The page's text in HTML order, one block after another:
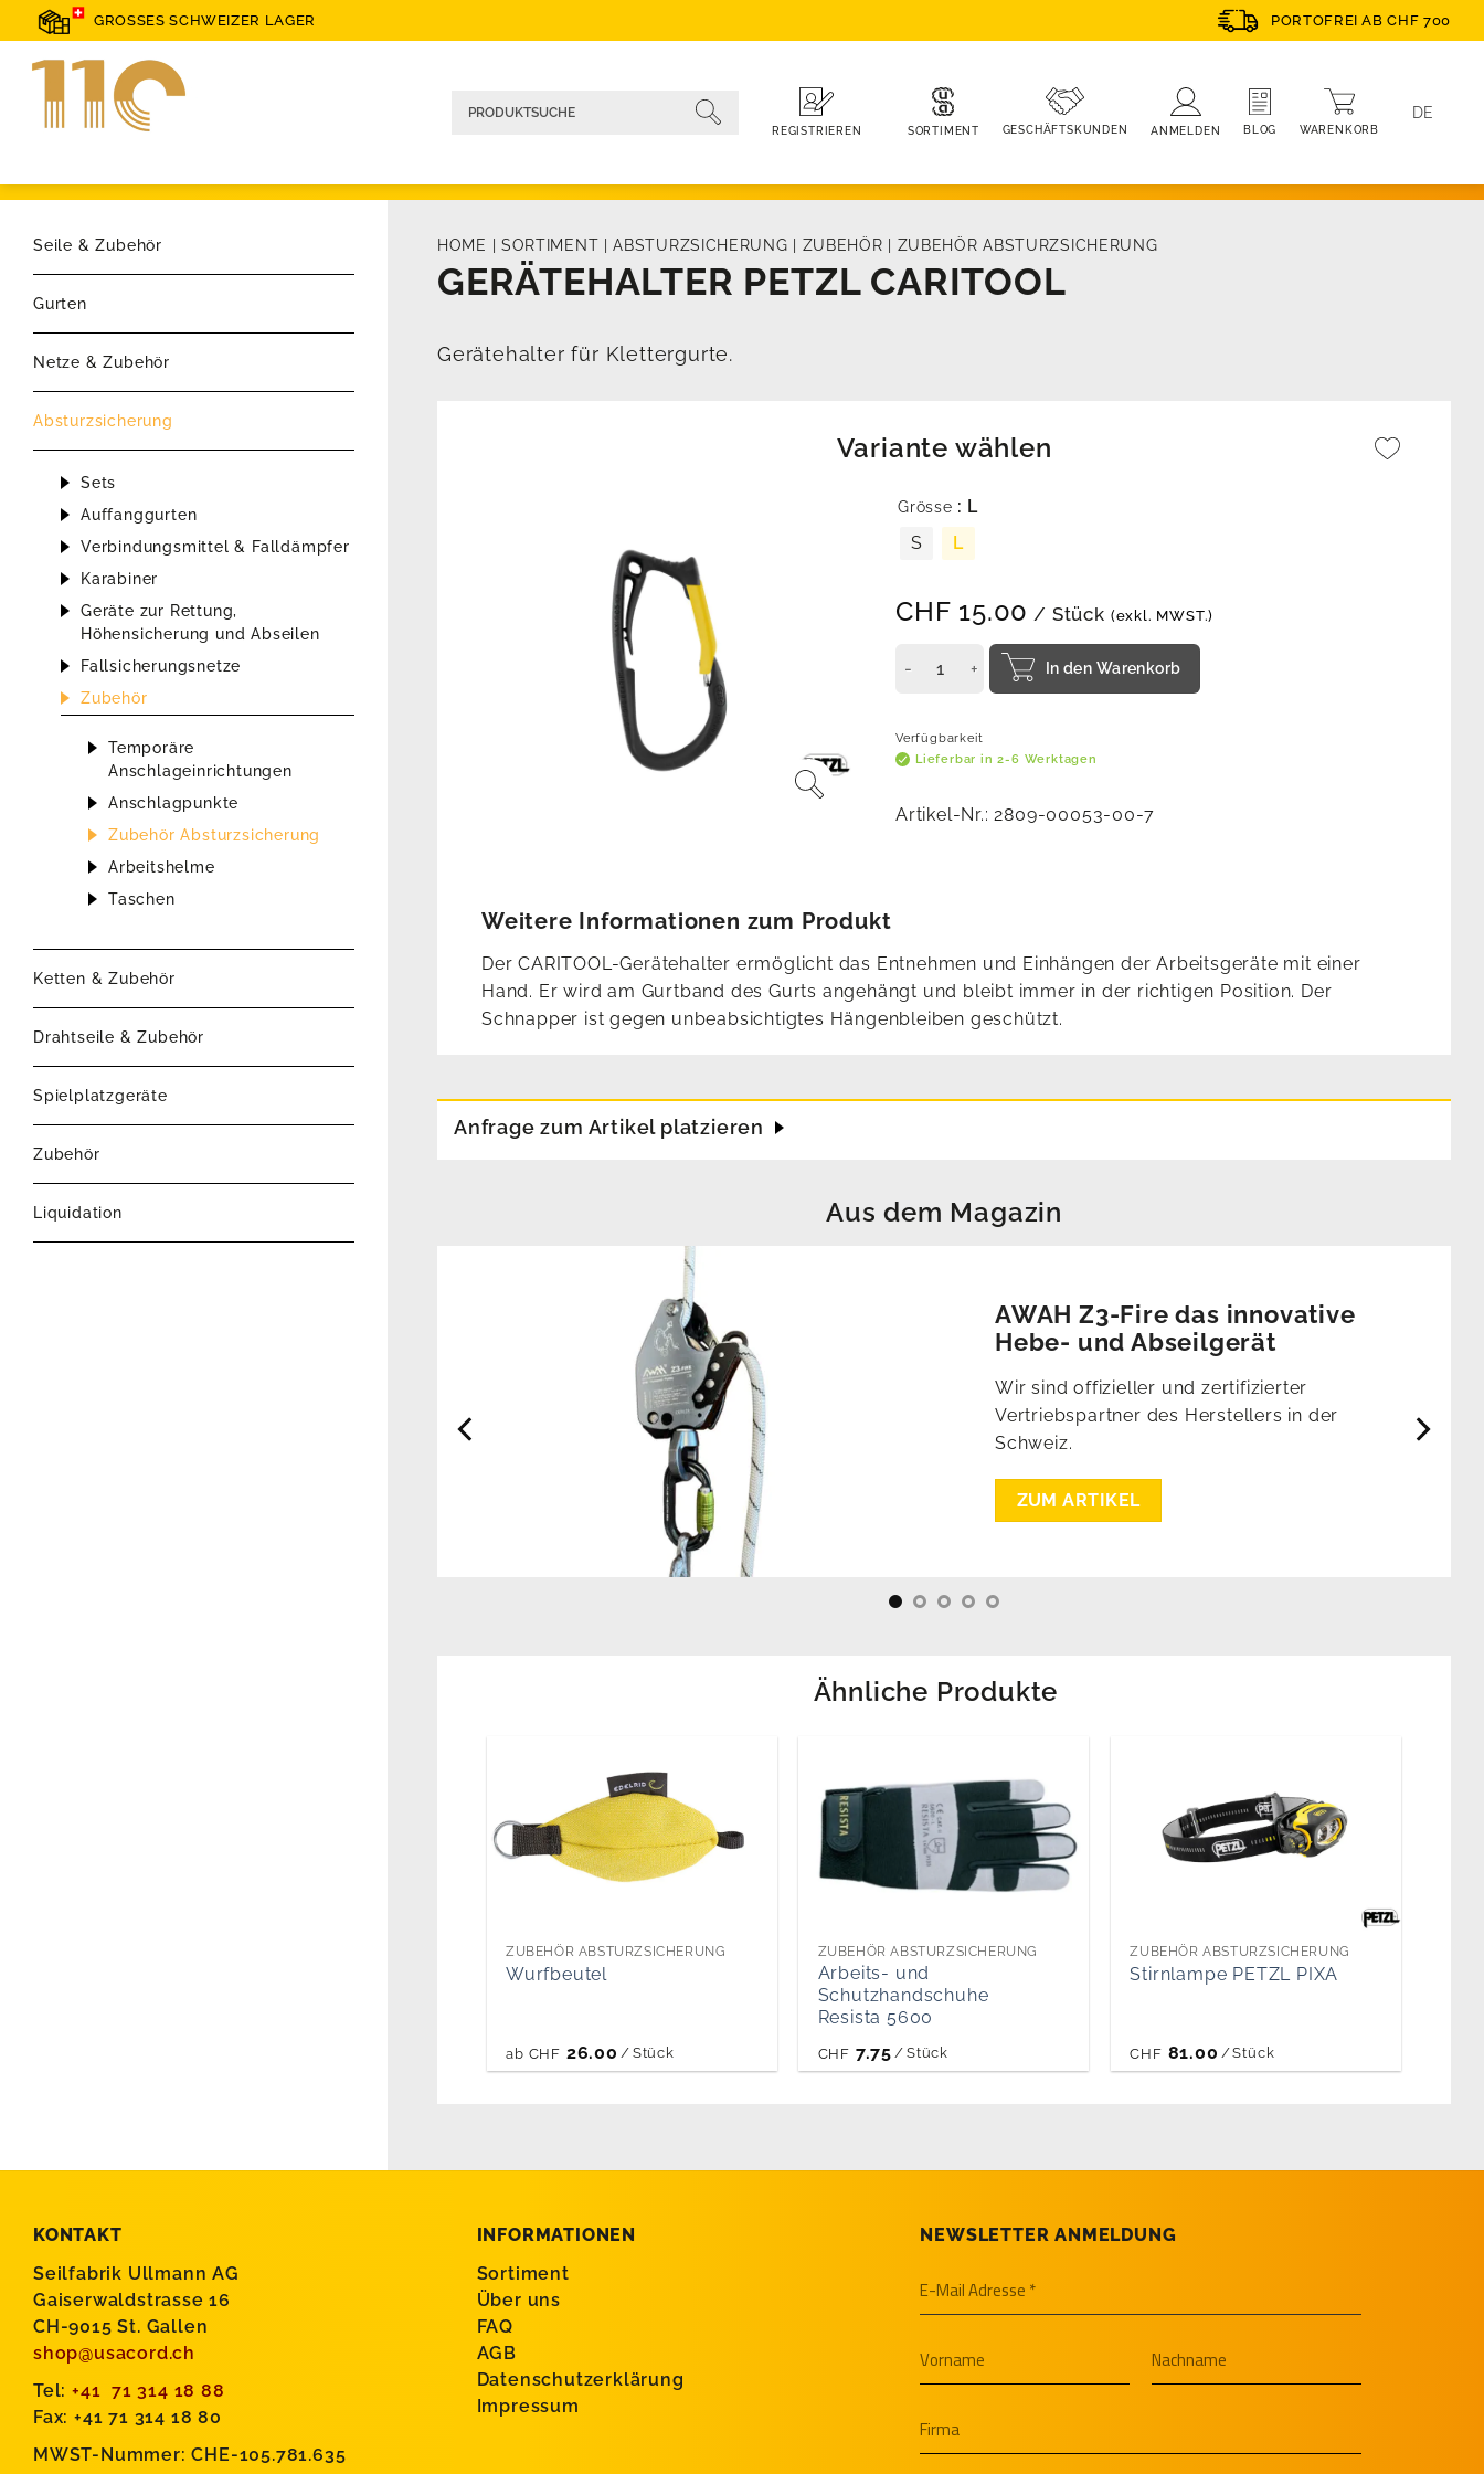
GROSSES SCHWEIZER LAGER PORTOFREI AB CHF 700
REGISTRIEREN SORTIMENT GESCHÄFTSKUNDEN ANMELDEN BLOG WARENKORB
DE
Seile & Zubehör
Gurten
Netze & Zubehör
Absturzsicherung
Sets
Auffanggurten
Verbindungsmittel & Falldämpfer
Karabiner
Geräte zur Rettung,
Höhensicherung und Abseilen
Fallsicherungsnetze
Zubehör
Temporäre
Anschlageinrichtungen
Anschlagpunkte
Zubehör Absturzsicherung
Arbeitshelme
Taschen
Ketten & Zubehör
Drahtseile & Zubehör
Spielplatzgeräte
Zubehör
Liquidation
HOME SORTIMENT |ABSTURZSICHERUNG ZUBEHÖR ZUBEHÖR ABSTURZSICHERUNG
GERÄTEHALTER PETZL CARITOOL
Gerätehalter für Klettergurte.
Variante wählen
Grösse : L
S
L
CHF 15.00 / Stück (exkl. MWST.)
In den Warenkorb
Verfügbarkeit
Lieferbar in 2-6 Werktagen
Artikel-Nr.:2809-00053-00-7
Weitere Informationen zum Produkt
Der CARITOOL-Gerätehalter ermöglicht das Entnehmen und Einhängen der Arbeitsgeräte mit einer
Hand. Er wird am Gurtband des Gurts angehängt und bleibt immer in der richtigen Position. Der
Schnapper ist gegen unbeabsichtigtes Hängenbleiben geschützt.
Anfrage zum Artikel platzieren
Aus dem Magazin
AWAH Z3-Fire das innovative
Hebe- und Abseilgerät
Wir sind offizieller und zertifizierter
Vertriebspartner des Herstellers in der
Schweiz.
ZUM ARTIKEL
Ähnliche Produkte
ZUBEHÖR ABSTURZSICHERUNG
Wurfbeutel
ab CHF 26.00 / Stück
ZUBEHÖR ABSTURZSICHERUNG
Arbeits- und
Schutzhandschuhe
Resista 5600
CHF 7.75 / Stück
ZUBEHÖR ABSTURZSICHERUNG
Stirnlampe PETZL PIXA
CHF 81.00 /Stück
KONTAKT
Seilfabrik Ullmann AG
Gaiserwaldstrasse 16
CH-9015 St. Gallen
shop@usacord.ch
Tel: +41 71 314 18 88
Fax: +41 71 314 18 80
MWST-Nummer: CHE-105.781.635
INFORMATIONEN
Sortiment
Über uns
FAQ
AGB
Datenschutzerklärung
Impressum
NEWSLETTER ANMELDUNG